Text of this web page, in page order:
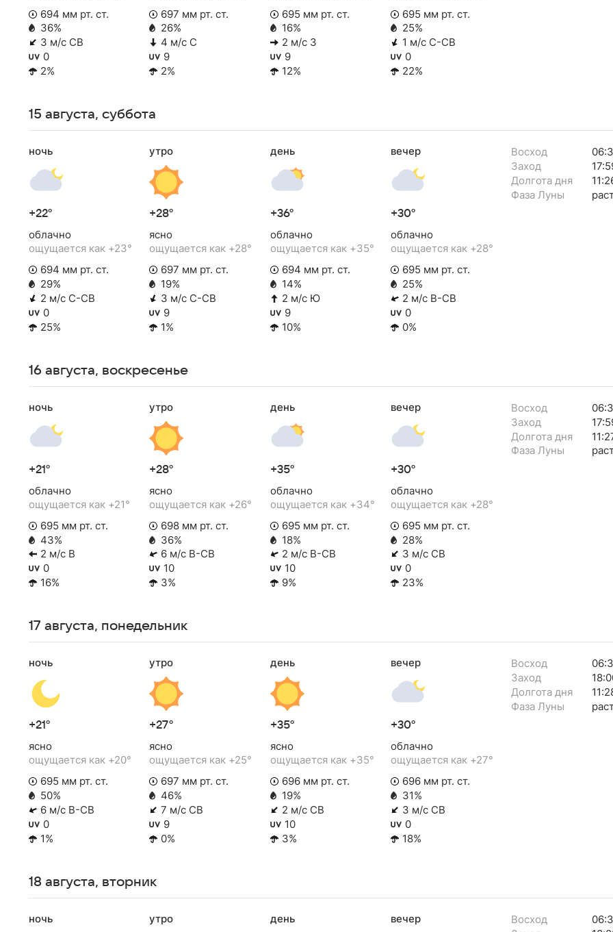
694 мм рт. ст.
36%
3 м/с СВ
0
2%
697 мм рт. ст.
26%
4 м/с С
9
2%
695 мм рт. ст.
16%
2 м/с З
9
12%
695 мм рт. ст.
25%
1 м/с С-СВ
0
22%
15 августа, суббота
ночь
+22°
облачно
ощущается как +23°
694 мм рт. ст.
29%
2 м/с С-СВ
0
25%
утро
+28°
ясно
ощущается как +28°
697 мм рт. ст.
19%
3 м/с С-СВ
9
1%
день
+36°
облачно
ощущается как +35°
694 мм рт. ст.
14%
2 м/с Ю
9
10%
вечер
+30°
облачно
ощущается как +28°
695 мм рт. ст.
25%
2 м/с В-СВ
0
0%
Восход
Заход
Долгота дня
Фаза Луны
16 августа, воскресенье
ночь
+21°
облачно
ощущается как +21°
695 мм рт. ст.
43%
2 м/с В
0
16%
утро
+28°
ясно
ощущается как +26°
698 мм рт. ст.
36%
6 м/с В-СВ
10
3%
день
+35°
облачно
ощущается как +34°
695 мм рт. ст.
18%
2 м/с В-СВ
10
9%
вечер
+30°
облачно
ощущается как +28°
695 мм рт. ст.
28%
3 м/с СВ
0
23%
Восход
Заход
Долгота дня
Фаза Луны
17 августа, понедельник
ночь
+21°
ясно
ощущается как +20°
695 мм рт. ст.
50%
6 м/с В-СВ
0
1%
утро
+27°
ясно
ощущается как +25°
697 мм рт. ст.
46%
7 м/с СВ
9
0%
день
+35°
ясно
ощущается как +35°
696 мм рт. ст.
19%
2 м/с СВ
10
3%
вечер
+30°
облачно
ощущается как +27°
696 мм рт. ст.
31%
3 м/с СВ
0
18%
Восход
Заход
Долгота дня
Фаза Луны
18 августа, вторник
ночь утро день вечер Восход